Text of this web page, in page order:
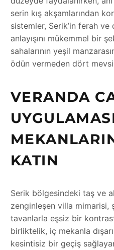
serin kış akşamlarından
sistemler, Serik’in ferah
anlayışını mükemmel bir
sahalarının yeşil
ödün vermeden dört
VERANDA
KATIN
Serik bölgesindeki taş ve
zenginleşen villa
tavanlarla eşsiz bir
birliktelik, iç mekanla
kesintisiz bir geçiş